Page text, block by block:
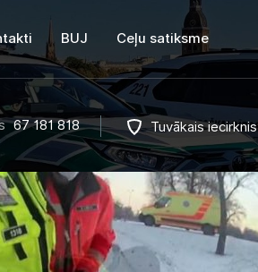
BUJ Ceļu satiksme
67 181 818 Tuvākais iecirknis